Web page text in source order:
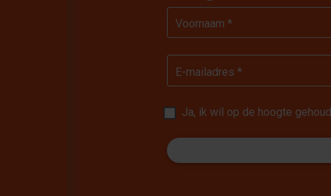
Voornaam *
E-mailadres *
Ja, ik wil op de hoogte